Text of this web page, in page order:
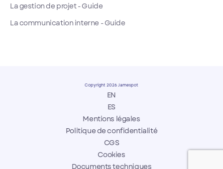
La gestion de projet - Guide
La communication interne - Guide
Copyright 2026 Jamespot
EN
ES
Mentions légales
Politique de confidentialité
CGS
Cookies
Documents techniques